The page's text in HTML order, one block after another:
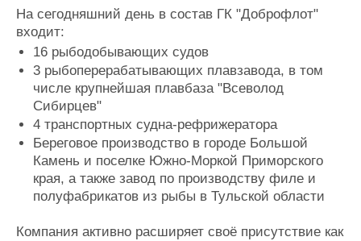
На сегодняшний день в состав ГК "Доброфлот"
входит:
16 рыбодобывающих судов
3 рыбоперерабатывающих плавзавода, в том
числе крупнейшая плавбаза "Всеволод
Сибирцев"
4 транспортных судна-рефрижератора
Береговое производство в городе Большой
Камень и поселке Южно-Моркой Приморского
края, а также завод по производству филе и
полуфабрикатов из рыбы в Тульской области
Компания активно расширяет своё присутствие как